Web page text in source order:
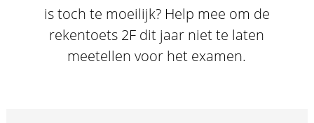
is toch te moeilijk? Help mee om de
rekentoets 2F dit jaar niet te laten
meetellen voor het examen.